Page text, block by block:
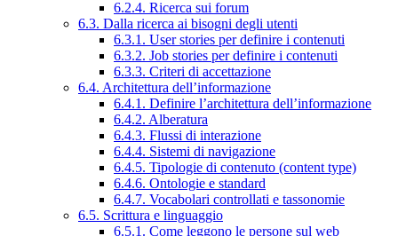
6.2.4. Ricerca sui forum
6.3. Dalla ricerca ai bisogni degli utenti
6.3.1. User stories per definire i contenuti
6.3.2. Job stories per definire i contenuti
6.3.3. Criteri di accettazione
6.4. Architettura dell’informazione
6.4.1. Definire l’architettura dell’informazione
6.4.2. Alberatura
6.4.3. Flussi di interazione
6.4.4. Sistemi di navigazione
6.4.5. Tipologie di contenuto (content type)
6.4.6. Ontologie e standard
6.4.7. Vocabolari controllati e tassonomie
6.5. Scrittura e linguaggio
6.5.1. Come leggono le persone sul web